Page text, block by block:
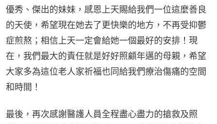
優秀、傑出的妹妹，感恩上天賜給我們一位這麼善良
的天使，希望現在她去了更快樂的地方，不再受抑鬱
症煎熬；相信上天一定會給她一個最好的安排！現
在，我們最大的責任就是好好照顧年邁的母親，希望
大家多為這位老人家祈福也同給我們療治傷痛的空間
和時間！
最後，再次感謝醫護人員全程盡心盡力的搶救及照